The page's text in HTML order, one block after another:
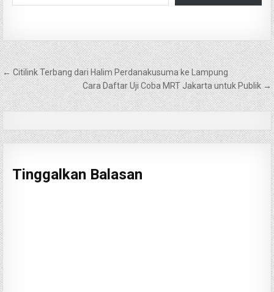
Navigasi
pos
← Citilink Terbang dari Halim Perdanakusuma ke Lampung
Cara Daftar Uji Coba MRT Jakarta untuk Publik →
Tinggalkan Balasan